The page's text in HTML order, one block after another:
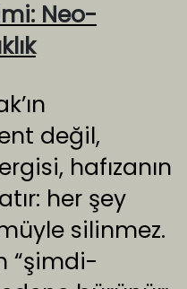
Neo-
değil,
hafızanın
her şey
silinmez.
“şimdi-